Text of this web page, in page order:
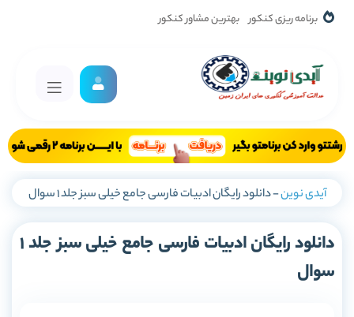
برنامه ریزی کنکور بهترین مشاور کنکور
آیدی نوین-دانلود رایگان ادبیات فارسی جامع خیلی سبز جلد 1 سوال
دانلود رایگان ادبیات فارسی جامع خیلی سبز جلد 1
سوال